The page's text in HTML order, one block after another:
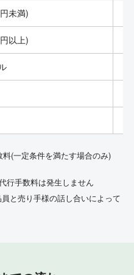
未満)
以上)
(一定条件を満たす場合のみ)
行手数料は発生しません
と売り手様の話し合いによって